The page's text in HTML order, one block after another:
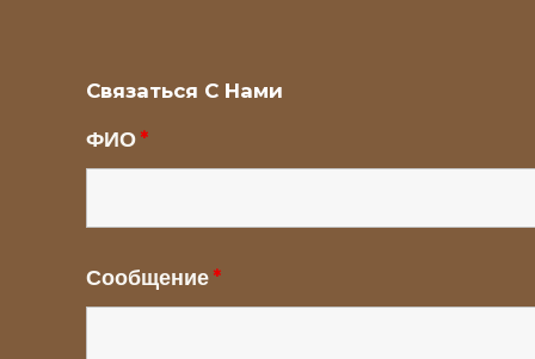
Связаться С Нами
ФИО*
Сообщение*